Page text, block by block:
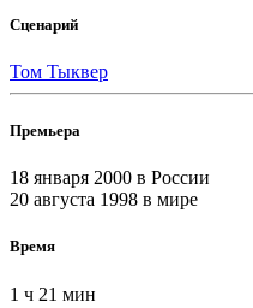
Сценарий
Том Тыквер
Премьера
18 января 2000 в России
20 августа 1998 в мире
Время
1 ч 21 мин